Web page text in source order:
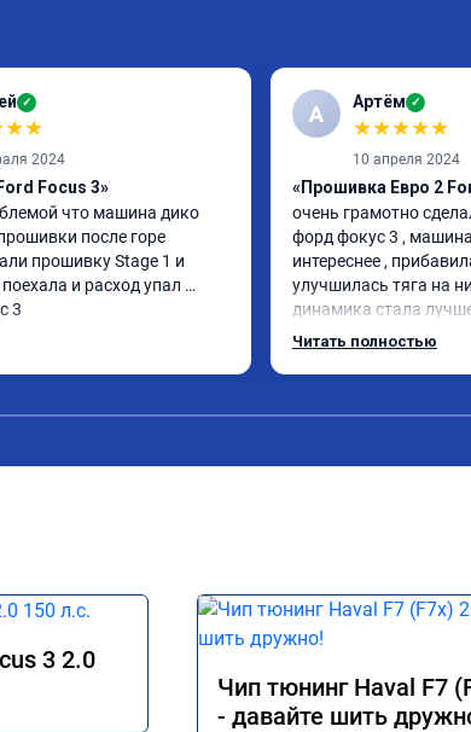
✓
★★
2024
Focus 3»
что машина дико
после горе
прошивку Stage 1 и
и расход упал
3
А Артём ✓
★★★★★
10 апреля 2024
«Прошивка Евро 2
очень грамотно
форд фокус 3 ,
интереснее ,
улучшилась тяга на
динамика стала
позитивные эмоции ,
Читать полностью
3 2.0
Чип тюнинг Haval F7
- давайте шить